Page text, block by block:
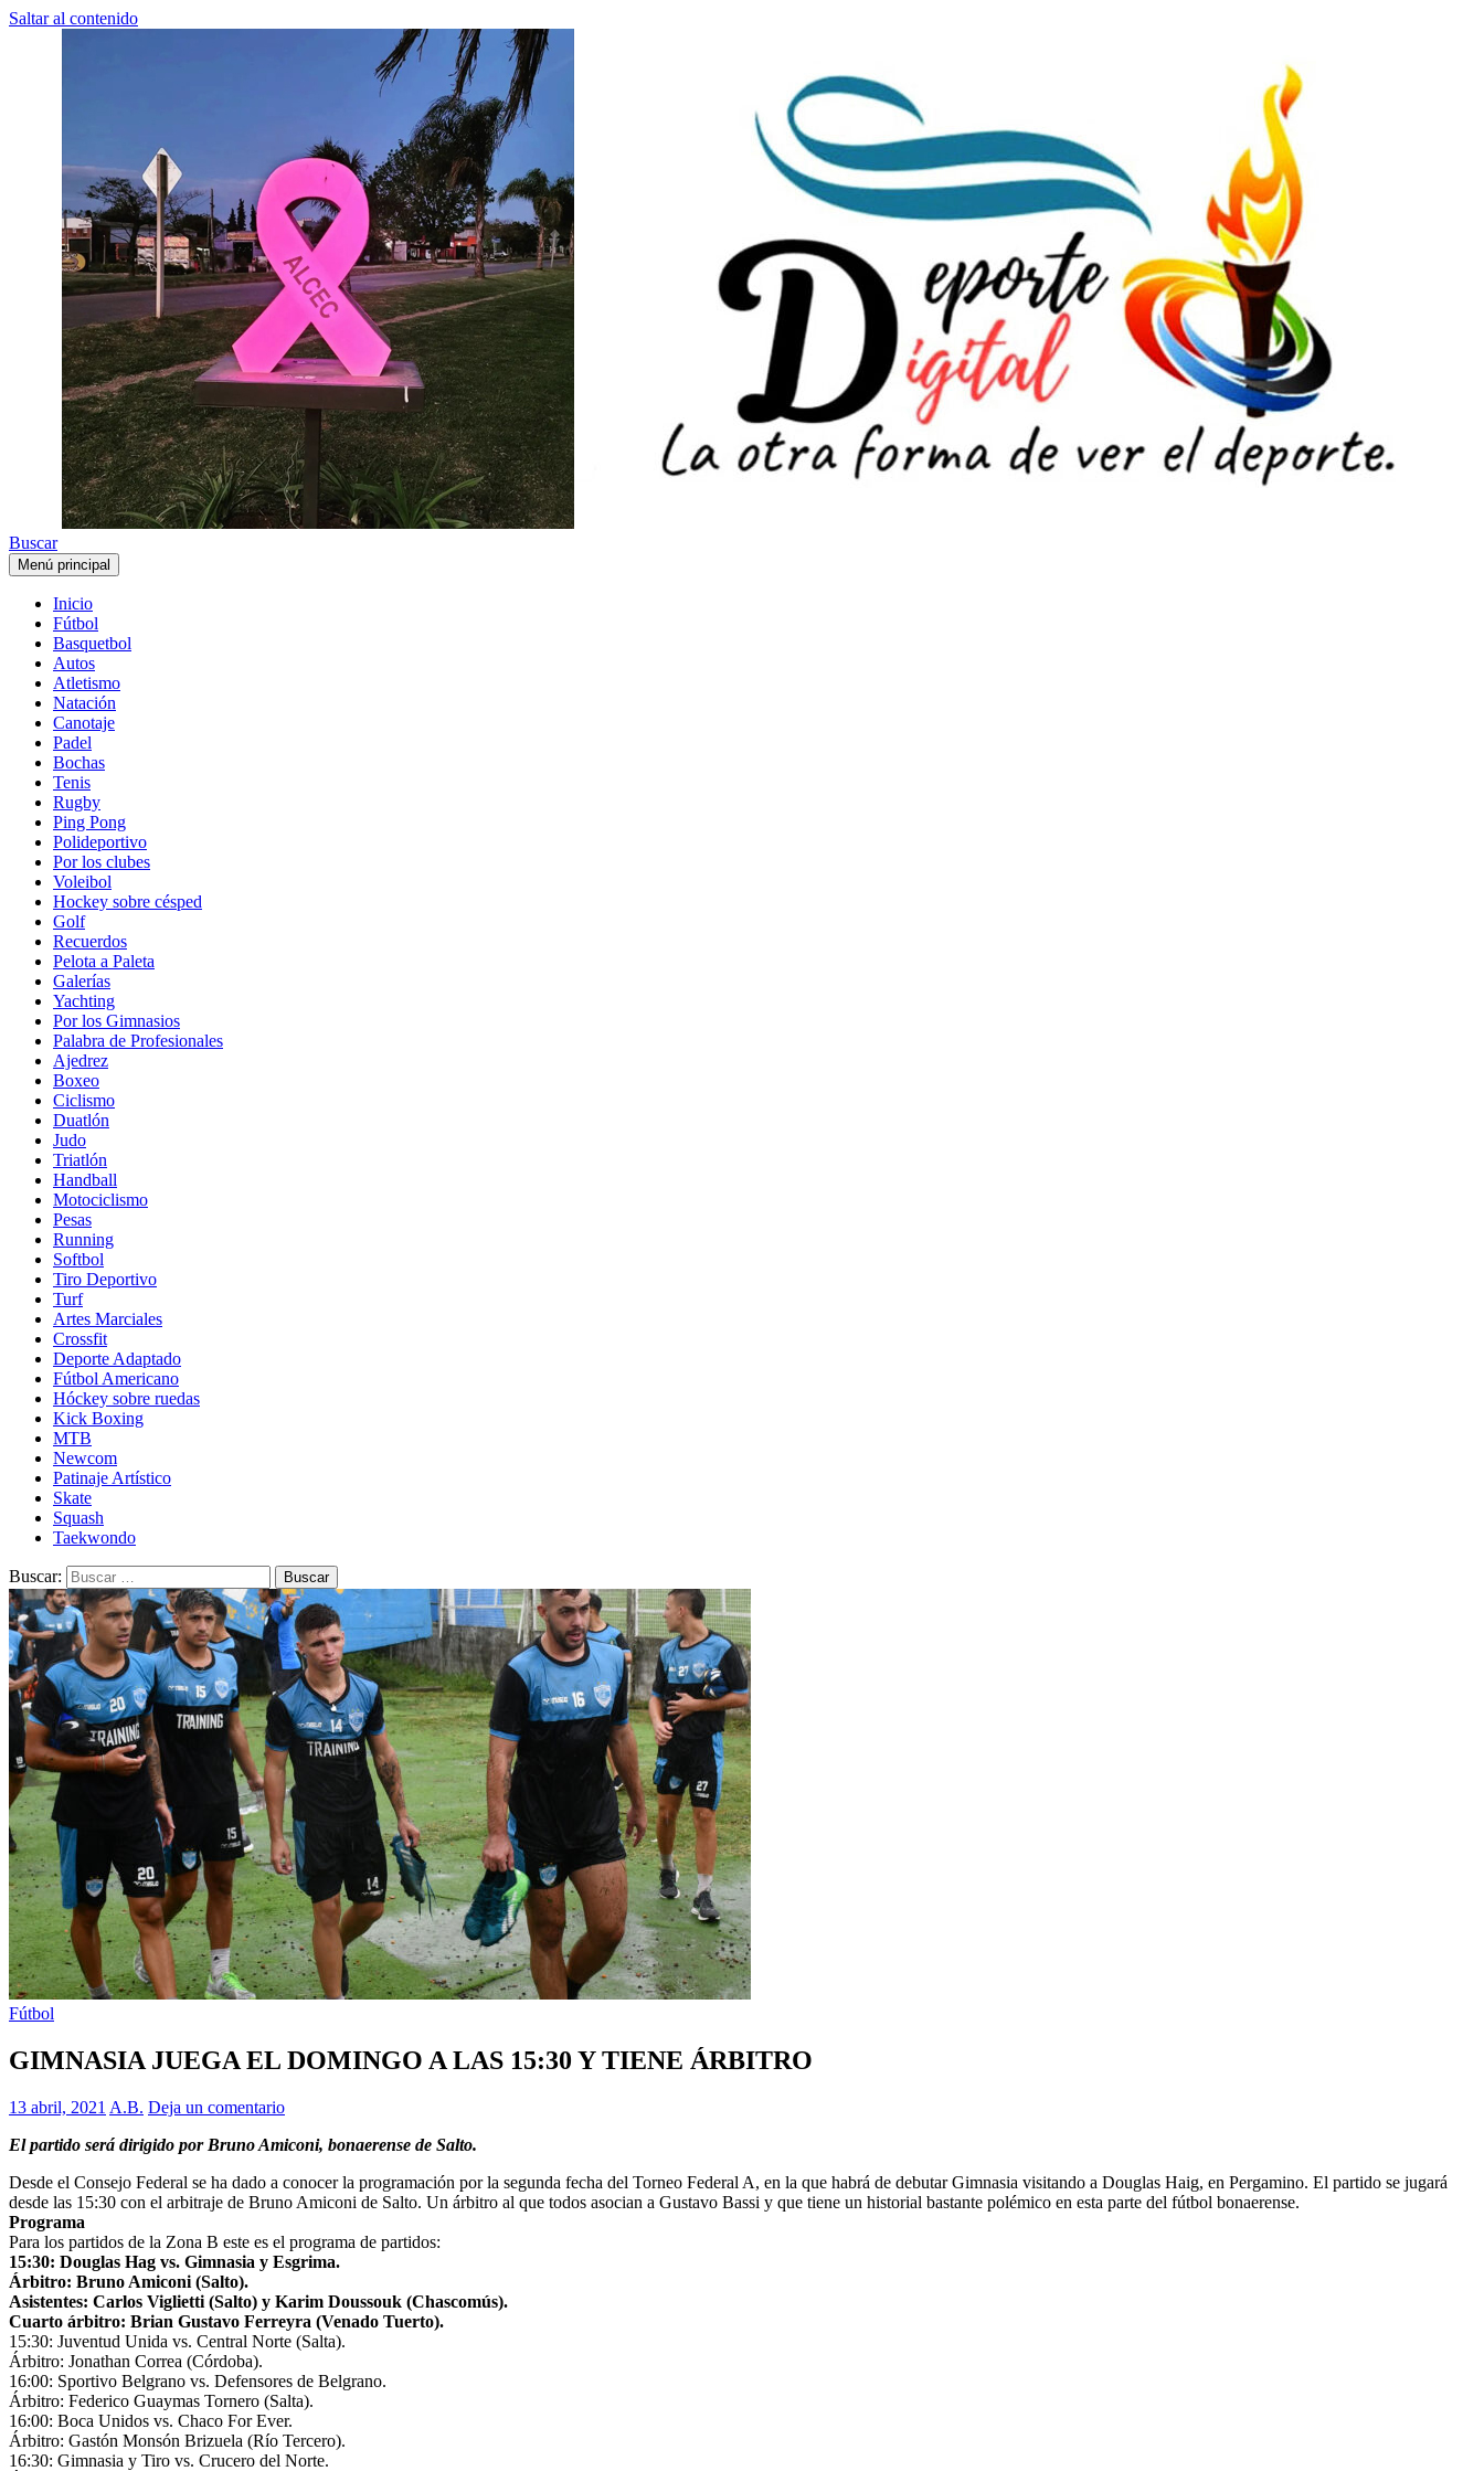
Saltar al contenido
Buscar
Menú principal
Inicio
Fútbol
Basquetbol
Autos
Atletismo
Natación
Canotaje
Padel
Bochas
Tenis
Rugby
Ping Pong
Polideportivo
Por los clubes
Voleibol
Hockey sobre césped
Golf
Recuerdos
Pelota a Paleta
Galerías
Yachting
Por los Gimnasios
Palabra de Profesionales
Ajedrez
Boxeo
Ciclismo
Duatlón
Judo
Triatlón
Handball
Motociclismo
Pesas
Running
Softbol
Tiro Deportivo
Turf
Artes Marciales
Crossfit
Deporte Adaptado
Fútbol Americano
Hóckey sobre ruedas
Kick Boxing
MTB
Newcom
Patinaje Artístico
Skate
Squash
Taekwondo
Buscar:
Fútbol
GIMNASIA JUEGA EL DOMINGO A LAS 15:30 Y TIENE ÁRBITRO
13 abril, 2021 A.B. Deja un comentario
El partido será dirigido por Bruno Amiconi, bonaerense de Salto.
Desde el Consejo Federal se ha dado a conocer la programación por la segunda fecha del Torneo Federal A, en la que habrá de debutar Gimnasia visitando a Douglas Haig, en Pergamino. El partido se jugará
desde las 15:30 con el arbitraje de Bruno Amiconi de Salto. Un árbitro al que todos asocian a Gustavo Bassi y que tiene un historial bastante polémico en esta parte del fútbol bonaerense.
Programa
Para los partidos de la Zona B este es el programa de partidos:
15:30: Douglas Hag vs. Gimnasia y Esgrima.
Árbitro: Bruno Amiconi (Salto).
Asistentes: Carlos Viglietti (Salto) y Karim Doussouk (Chascomús).
Cuarto árbitro: Brian Gustavo Ferreyra (Venado Tuerto).
15:30: Juventud Unida vs. Central Norte (Salta).
Árbitro: Jonathan Correa (Córdoba).
16:00: Sportivo Belgrano vs. Defensores de Belgrano.
Árbitro: Federico Guaymas Tornero (Salta).
16:00: Boca Unidos vs. Chaco For Ever.
Árbitro: Gastón Monsón Brizuela (Río Tercero).
16:30: Gimnasia y Tiro vs. Crucero del Norte.